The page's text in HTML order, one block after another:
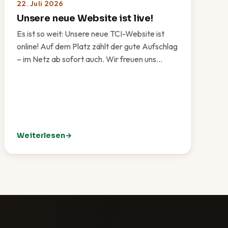
für unsere Vereinsgemeinschaft
22. Juli 2026
Unsere neue Website ist live!
Es ist so weit: Unsere neue TCI-Website ist
online! Auf dem Platz zählt der gute Aufschlag
– im Netz ab sofort auch. Wir freuen uns…
Weiterlesen
: Unsere neue Website ist live!